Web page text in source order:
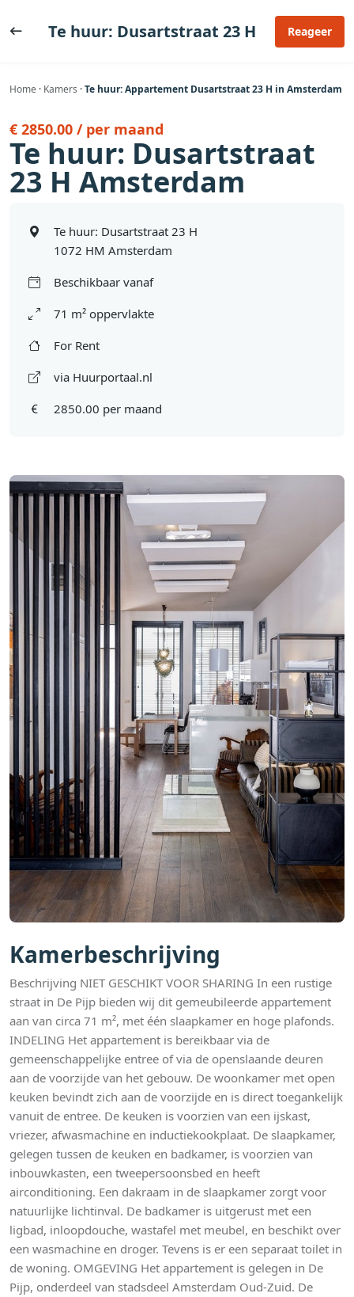
naar
Te huur: Dusartstraat 23 H Reageer
Home · Kamers ·Te huur: Appartement Dusartstraat 23 H in Amsterdam
Kamerbeschrijving
Beschrijving NIET GESCHIKT VOOR SHARING In een rustige
straat in De Pijp bieden wij dit gemeubileerde appartement
aan van circa 71 m², met één slaapkamer en hoge plafonds.
INDELING Het appartement is bereikbaar via de
gemeenschappelijke entree of via de openslaande deuren
aan de voorzijde van het gebouw. De woonkamer met open
keuken bevindt zich aan de voorzijde en is direct toegankelijk
vanuit de entree. De keuken is voorzien van een ijskast,
vriezer, afwasmachine en inductiekookplaat. De slaapkamer,
gelegen tussen de keuken en badkamer, is voorzien van
inbouwkasten, een tweepersoonsbed en heeft
airconditioning. Een dakraam in de slaapkamer zorgt voor
natuurlijke lichtinval. De badkamer is uitgerust met een
ligbad, inloopdouche, wastafel met meubel, en beschikt over
een wasmachine en droger. Tevens is er een separaat toilet in
de woning. OMGEVING Het appartement is gelegen in De
Pijp, onderdeel van stadsdeel Amsterdam Oud-Zuid. De
€ 2850.00 / per maand
Te huur: Dusartstraat
23 H Amsterdam
Te huur: Dusartstraat 23 H
1072 HM Amsterdam
Beschikbaar vanaf
71 m² oppervlakte
For Rent
via Huurportaal.nl
2850.00 per maand